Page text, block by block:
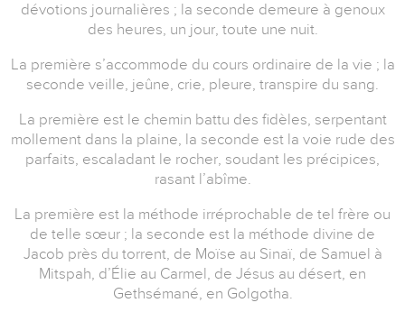
dévotions journalières ; la seconde demeure à genoux
des heures, un jour, toute une nuit.
La première s’accommode du cours ordinaire de la vie ; la
seconde veille, jeûne, crie, pleure, transpire du sang.
La première est le chemin battu des fidèles, serpentant
mollement dans la plaine, la seconde est la voie rude des
parfaits, escaladant le rocher, soudant les précipices,
rasant l’abîme.
La première est la méthode irréprochable de tel frère ou
de telle sœur ; la seconde est la méthode divine de
Jacob près du torrent, de Moïse au Sinaï, de Samuel à
Mitspah, d’Élie au Carmel, de Jésus au désert, en
Gethsémané, en Golgotha.